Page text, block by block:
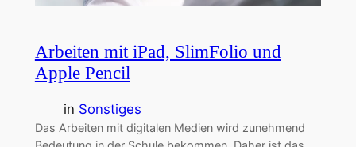
Arbeiten mit iPad, SlimFolio und
Apple Pencil
in Sonstiges
Das Arbeiten mit digitalen Medien wird zunehmend